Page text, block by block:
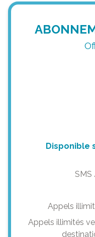
Disponible
Appels
Appels illimités